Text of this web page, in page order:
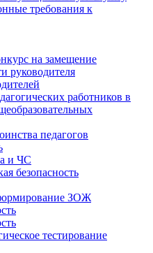
требования к
на замещение
руководителя
работников в
педагогов
и ЧС
безопасность
ЗОЖ
тестирование